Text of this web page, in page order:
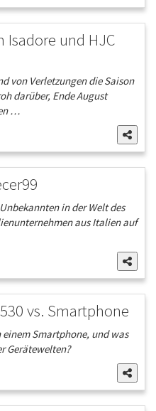
Isadore und HJC
von Verletzungen die Saison
darüber, Ende August
…
in der Welt des
aus Italien auf
vs. Smartphone
Smartphone, und was
Gerätewelten?